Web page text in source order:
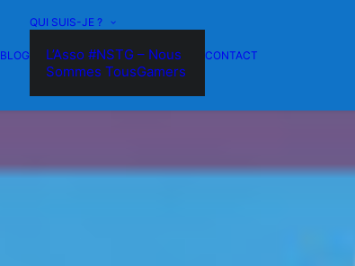
BLOG
QUI SUIS-JE ?
L’Asso #NSTG – Nous
Sommes TousGamers
CONTACT